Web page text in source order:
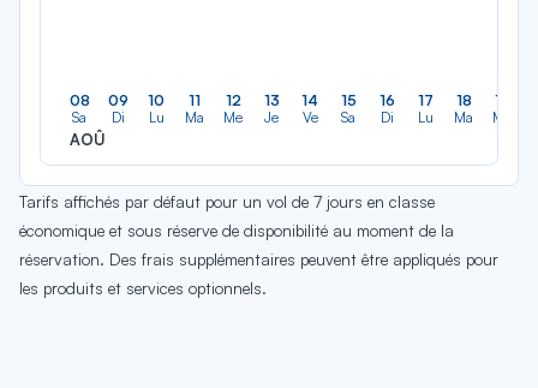
08
Sa
AOÛ
09
Di
10
Lu
11
Ma
12
Me
13
Je
14
Ve
15
Sa
16
Di
17
Lu
18
Ma
19
Me
Tarifs affichés par défaut pour un vol de 7 jours en classe
économique et sous réserve de disponibilité au moment de la
réservation. Des frais supplémentaires peuvent être appliqués pour
les produits et services optionnels.